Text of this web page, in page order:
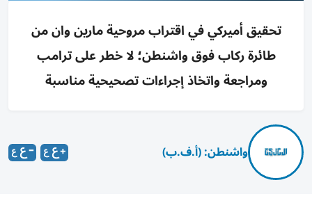
تحقيق أميركي في اقتراب مروحية مارين وان من
طائرة ركاب فوق واشنطن؛ لا خطر على ترامب
ومراجعة واتخاذ إجراءات تصحيحية مناسبة
واشنطن: (أ.ف.ب)